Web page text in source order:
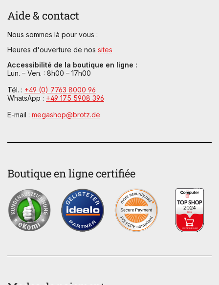
Aide & contact
Nous sommes là pour vous :
Heures d'ouverture de nos sites
Accessibilité de la boutique en ligne :
Lun. – Ven. : 8h00 – 17h00
Tél. : +49 (0) 7763 8000 96
WhatsApp : +49 175 5908 396
E-mail : megashop@brotz.de
Boutique en ligne certifiée